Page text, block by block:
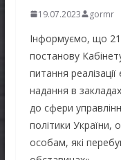
19.07.2023 gormr
Інформуємо, що
постанову
питання
надання в
до сфери
політики України,
особам, які